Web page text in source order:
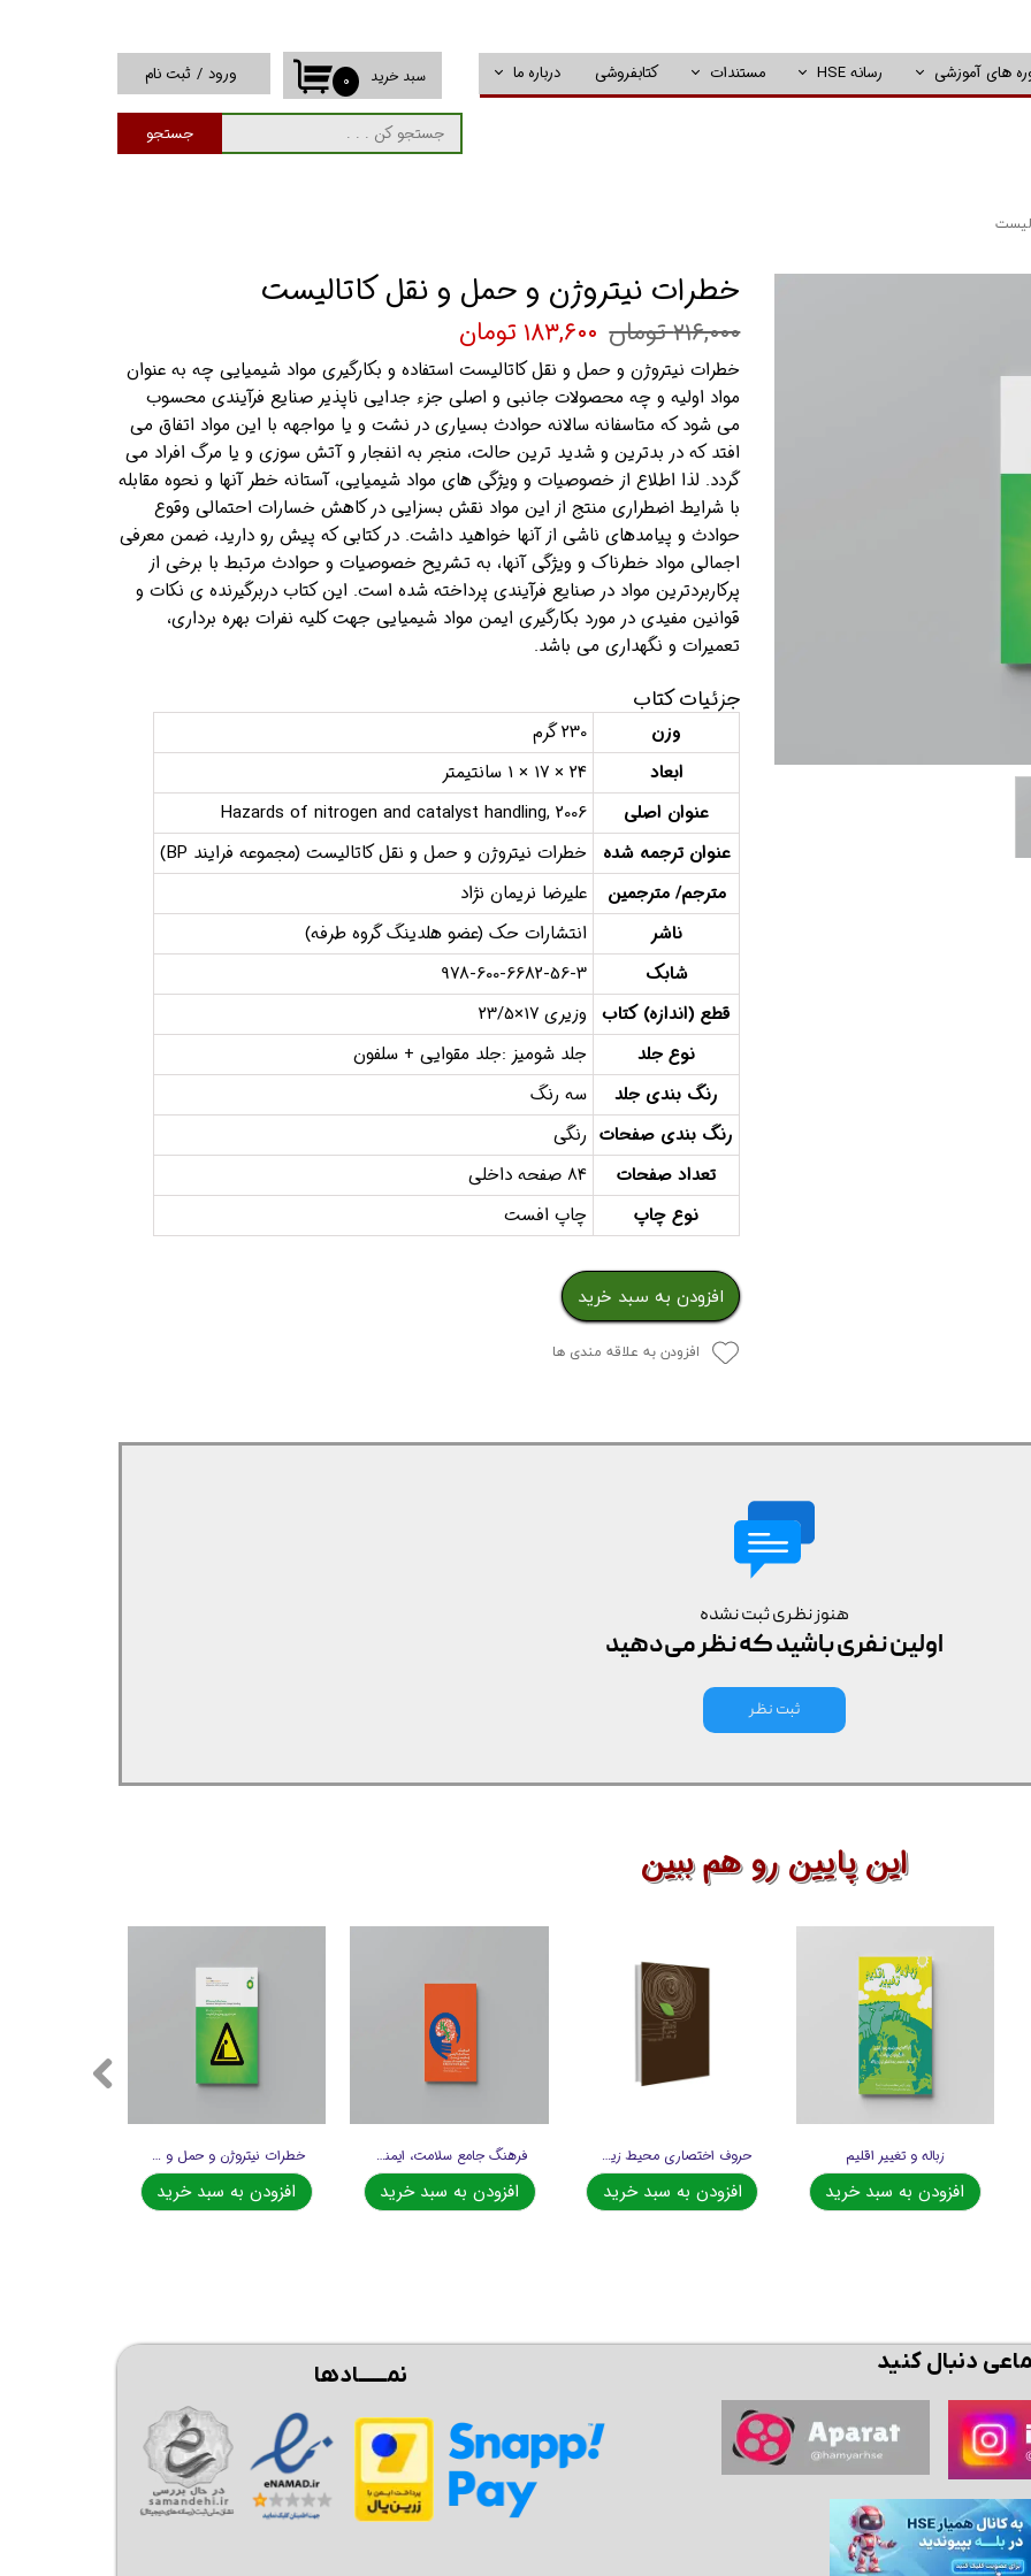
های آموزشی رسانه HSE مستندات کتابفروشی درباره ما
جستجو
۰ سبد خرید ورود / ثبت نام
حساب کاربری من
تغییر گذر واژه
خطرات نیتروژن و حمل و نقل کاتالیست
۲۱۶,۰۰۰ تومان ۱۸۳,۶۰۰ تومان
خطرات نیتروژن و حمل و نقل کاتالیست استفاده و بکارگیری مواد شیمیایی چه به عنوان
مواد اولیه و چه محصولات جانبی و اصلی جزء جدایی ناپذیر صنایع فرآیندی محسوب
می شود که متاسفانه سالانه حوادث بسیاری در نشت و یا مواجهه با این مواد اتفاق می
افتد که در بدترین و شدید ترین حالت، منجر به انفجار و آتش سوزی و یا مرگ افراد می
گردد. لذا اطلاع از خصوصیات و ویژگی های مواد شیمیایی، آستانه خطر آنها و نحوه مقابله
با شرایط اضطراری منتج از این مواد نقش بسزایی در کاهش خسارات احتمالی وقوع
حوادث و پیامدهای ناشی از آنها خواهید داشت. در کتابی که پیش رو دارید، ضمن معرفی
اجمالی مواد خطرناک و ویژگی آنها، به تشریح خصوصیات و حوادث مرتبط با برخی از
پرکاربردترین مواد در صنایع فرآیندی پرداخته شده است. این کتاب دربرگیرنده ی نکات و
قوانین مفیدی در مورد بکارگیری ایمن مواد شیمیایی جهت کلیه نفرات بهره برداری،
تعمیرات و نگهداری می باشد.
جزئیات کتاب
وزن
230 گرم
ابعاد
24 × 17 × 1 سانتیمتر
عنوان اصلی
Hazards of nitrogen and catalyst handling, 2006
عنوان ترجمه شده
خطرات نیتروژن و حمل و نقل کاتالیست (مجموعه فرایند BP)
مترجم/ مترجمین
علیرضا نریمان نژاد
ناشر
انتشارات حک (عضو هلدینگ گروه طرفه)
شابک
978-600-6682-56-3
قطع (اندازه) کتاب
وزیری 17×23/5
نوع جلد
جلد شومیز :جلد مقوایی + سلفون
رنگ بندی جلد
سه رنگ
رنگ بندی صفحات رنگی
تعداد صفحات
84 صفحه داخلی
نوع چاپ
چاپ افست
افزودن به سبد خرید
افزودن به علاقه مندی ها
هنوز نظری ثبت نشده
اولین نفری باشید که نظر می‌دهید
ثبت نظر
خطرات نیتروژن و حمل و نقل کاتالیست
افزودن به سبد خرید
فرهنگ جامع سلامت، ایمنی و محیط زیست
افزودن به سبد خرید
حروف اختصاری محیط زیست
افزودن به سبد خرید
زباله و تغییر اقلیم
افزودن به سبد خرید
این پایین رو هم ببین
دنبال کنید نمــــــادها